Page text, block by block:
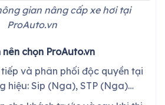
gian nâng cấp xe hơi tại
ProAuto.vn
chọn ProAuto.vn
và phân phối độc quyền tại
hiệu: Sip (Nga), STP (Nga)…